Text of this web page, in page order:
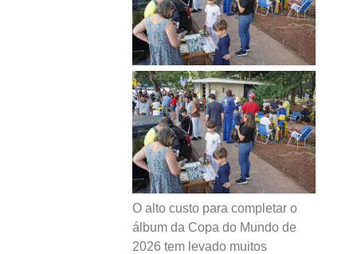
O alto custo para completar o
álbum da Copa do Mundo de
2026 tem levado muitos